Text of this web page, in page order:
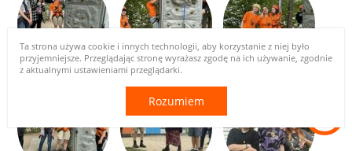
Ta strona używa cookie i innych technologii, aby korzystanie z niej było
przyjemniejsze. Przeglądając stronę wyrażasz zgodę na ich używanie, zgodnie
z aktualnymi ustawieniami przeglądarki.
Rozumiem